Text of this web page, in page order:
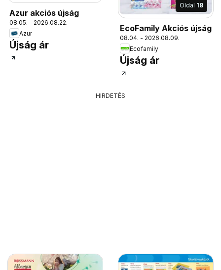
Azur akciós újság
08.05. - 2026.08.22.
Azur
Újság ár
Oldal 18
EcoFamily Akciós újság
08.04. - 2026.08.09.
Ecofamily
Újság ár
HIRDETÉS